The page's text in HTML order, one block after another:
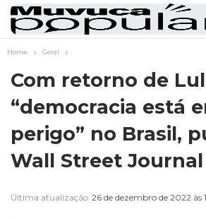
Home Geral
Com retorno de
“democracia está
perigo” no Brasil,
Wall Street Journal
Última atualização 26 de dezembro de 2022 às